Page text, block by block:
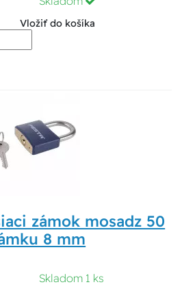
Vložiť do košíka
zámok mosadz 50
8 mm
Skladom 1 ks